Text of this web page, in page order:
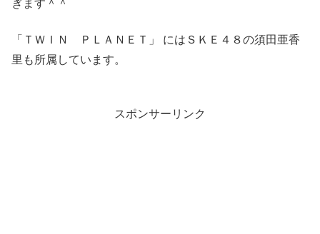
「ＴＷＩＮ ＰＬＡＮＥＴ」 にはＳＫＥ４８の須田亜香
里も所属しています。
スポンサーリンク